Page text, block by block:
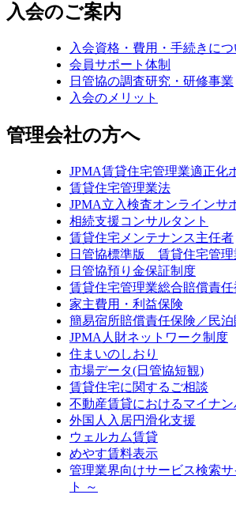
入会のご案内
入会資格・費用・手続きにつ
会員サポート体制
日管協の調査研究・研修事業
入会のメリット
管理会社の方へ
JPMA賃貸住宅管理業適正化
賃貸住宅管理業法
JPMA立入検査オンラインサ
相続支援コンサルタント
賃貸住宅メンテナンス主任者
日管協標準版 賃貸住宅管理
日管協預り金保証制度
賃貸住宅管理業総合賠償責
家主費用・利益保険
簡易宿所賠償責任保険／民
JPMA人財ネットワーク制度
住まいのしおり
市場データ(日管協短観)
賃貸住宅に関するご相談
不動産賃貸におけるマイナン
外国人入居円滑化支援
ウェルカム賃貸
めやす賃料表示
管理業界向けサービス検索サ
ト ～